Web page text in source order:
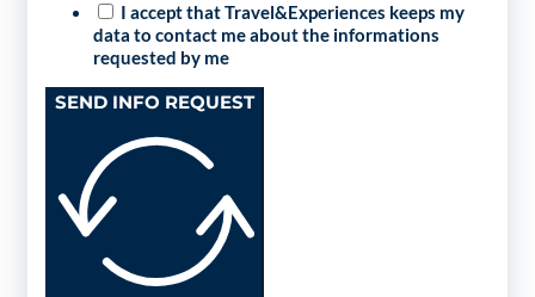
I accept that Travel&Experiences keeps my
data to contact me about the informations
requested by me
SEND INFO REQUEST